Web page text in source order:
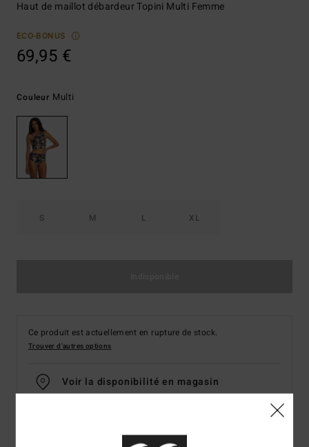
Haut de maillot débardeur Topini Multi Femme
ECO-BONUS
69,95 €
Couleur Multi
S M L XL
Ce produit est actuellement en rupture de stock.
Trouver d'autres options
Voir la disponibilité en magasin